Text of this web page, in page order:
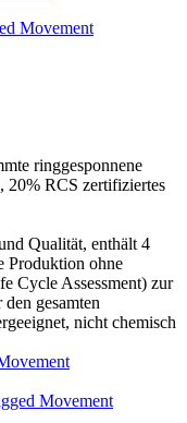
Movement
ringgesponnene
RCS zertifiziertes
Qualität, enthält 4
Produktion ohne
Cycle Assessment) zur
gesamten
nicht chemisch
Movement